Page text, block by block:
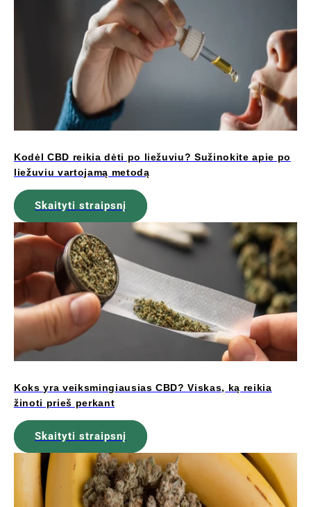
Kodėl CBD reikia dėti po liežuviu? Sužinokite apie po
liežuviu vartojamą metodą
Skaityti straipsnį
Koks yra veiksmingiausias CBD? Viskas, ką reikia
žinoti prieš perkant
Skaityti straipsnį